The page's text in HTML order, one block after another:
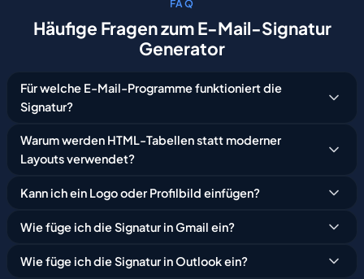
FAQ
Häufige Fragenzum E-Mail-Signatur
Generator
Für welche E-Mail-Programme funktioniert die
Signatur?
Warum werden HTML-Tabellen statt moderner
Layouts verwendet?
Kann ich ein Logo oder Profilbild einfügen?
Wie füge ich die Signatur in Gmail ein?
Wie füge ich die Signatur in Outlook ein?